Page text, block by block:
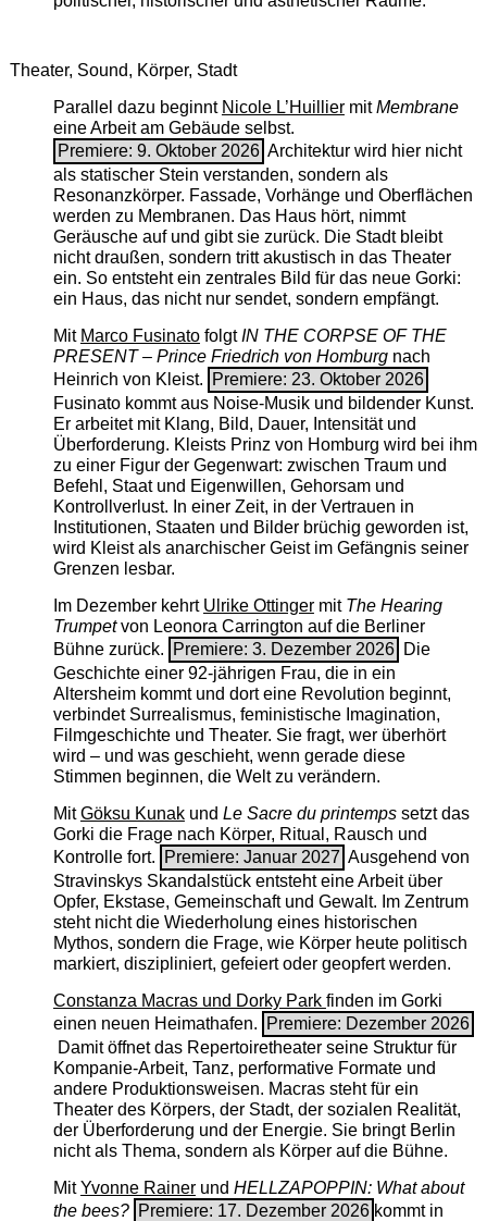
Theater, Sound, Körper, Stadt
Parallel dazu beginnt Nicole L’Huilliermit ­Membrane
eine Arbeit am Gebäude selbst.
Premiere: 9. Oktober 2026 Architektur wird hier nicht
als statischer Stein verstanden, sondern als
Resonanzkörper. Fassade, Vorhänge und Oberflächen
werden zu Membranen. Das Haus hört, nimmt
Geräusche auf und gibt sie zurück. Die Stadt bleibt
nicht draußen, sondern tritt akustisch in das Theater
ein. So entsteht ein zentrales Bild für das neue Gorki:
ein Haus, das nicht nur sendet, sondern empfängt.
Mit Marco FusinatofolgtIN THE CORPSE OF THE
PRESENT – Prince Friedrich von Homburgnach
Heinrich von Kleist.
Premiere: 23. Oktober 2026
Fusinato kommt aus Noise-Musik und bildender Kunst.
Er arbeitet mit Klang, Bild, Dauer, Intensität und
Überforderung. Kleists Prinz von Homburg wird bei ihm
zu einer Figur der Gegenwart: zwischen Traum und
Befehl, Staat und Eigenwillen, Gehorsam und
Kontrollverlust. In einer Zeit, in der Vertrauen in
Institutionen, Staaten und Bilder brüchig geworden ist,
wird Kleist als anarchischer Geist im Gefängnis seiner
Grenzen lesbar.
Im Dezember kehrt Ulrike Ottingermit The ­Hearing
Trumpetvon Leonora Carrington auf die Berliner
Bühne zurück.
Premiere: 3. Dezember 2026 Die
Geschichte einer 92-jährigen Frau, die in ein
Altersheim kommt und dort eine Revolution beginnt,
verbindet Surrealismus, feministische Imagination,
Filmgeschichte und Theater. Sie fragt, wer überhört
wird – und was geschieht, wenn gerade diese
Stimmen beginnen, die Welt zu verändern.
MitGöksu Kunakund Le Sacre du printempssetzt das
Gorki die Frage nach Körper, Ritual, Rausch und
Kontrolle fort.
Premiere: Januar 2027 Ausgehend von
Stravinskys Skandalstück entsteht eine Arbeit über
Opfer, Ekstase, Gemeinschaft und Gewalt. Im Zentrum
steht nicht die Wiederholung eines historischen
Mythos, sondern die Frage, wie Körper heute politisch
markiert, diszipliniert, gefeiert oder geopfert werden.
Constanza Macras und Dorky Park finden im Gorki
einen neuen Heimathafen.
Premiere: Dezember 2026
Damit öffnet das Repertoiretheater seine Struktur für
Kompanie-Arbeit, Tanz, performative Formate und
andere Produktionsweisen. Macras steht für ein
Theater des Körpers, der Stadt, der sozialen Realität,
der Überforderung und der Energie. Sie bringt Berlin
nicht als Thema, sondern als Körper auf die Bühne.
MitYvonne Rainerund HELLZAPOPPIN: What about
the bees? Premiere: 17. Dezember 2026 kommt in